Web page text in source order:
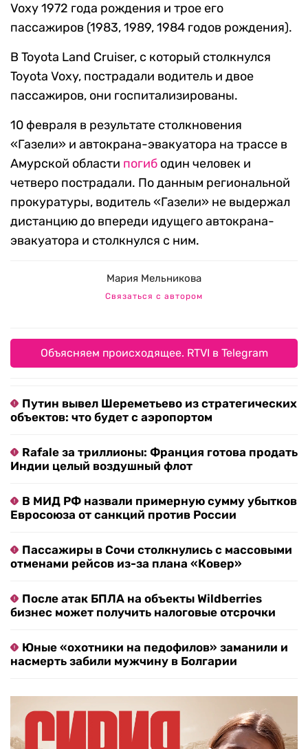
Voxy 1972 года рождения и трое его
пассажиров (1983, 1989, 1984 годов рождения).
В Toyota Land Cruiser, с который столкнулся
Toyota Voxy, пострадали водитель и двое
пассажиров, они госпитализированы.
10 февраля в результате столкновения
«Газели» и автокрана-эвакуатора на трассе в
Амурской области погиб один человек и
четверо пострадали. По данным региональной
прокуратуры, водитель «Газели» не выдержал
дистанцию до впереди идущего автокрана-
эвакуатора и столкнулся с ним.
Мария Мельникова
Связаться с автором
Объясняем происходящее. RTVI в Telegram
Путин вывел Шереметьево из стратегических
объектов: что будет с аэропортом
Rafale за триллионы: Франция готова продать
Индии целый воздушный флот
В МИД РФ назвали примерную сумму убытков
Евросоюза от санкций против России
Пассажиры в Сочи столкнулись с массовыми
отменами рейсов из-за плана «Ковер»
После атак БПЛА на объекты Wildberries
бизнес может получить налоговые отсрочки
Юные «охотники на педофилов» заманили и
насмерть забили мужчину в Болгарии